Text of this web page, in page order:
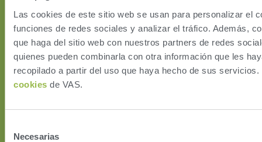
Las cookies de este sitio web se usan para personalizar el
funciones de redes sociales y analizar el tráfico. Además,
que haga del sitio web con nuestros partners de redes
quienes pueden combinarla con otra información que les
recopilado a partir del uso que haya hecho de sus
cookies de VAS.
Necesarias
HERD
VAS PULSE Platform
ParlorBoss
FEED